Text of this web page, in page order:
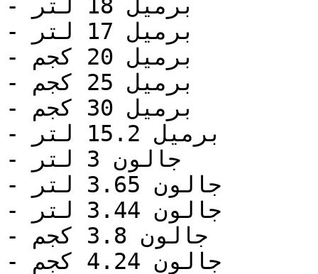
- برميل 18 لتر
- برميل 17 لتر
- برميل 20 كجم
- برميل 25 كجم
- برميل 30 كجم
- برميل 15.2 لتر
- جالون 3 لتر
- جالون 3.65 لتر
- جالون 3.44 لتر
- جالون 3.8 كجم
- جالون 4.24 كجم